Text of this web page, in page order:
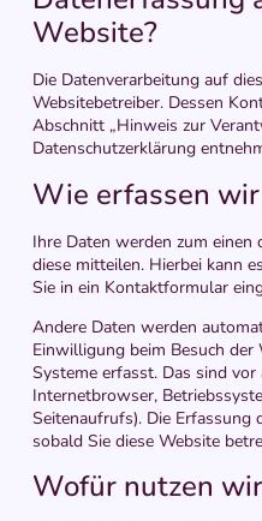
Website?
Die Datenverarbeitung auf
Websitebetreiber. Dessen
Abschnitt „Hinweis zur
Datenschutzerklärung
Wie erfassen
Ihre Daten werden zum einen
diese mitteilen. Hierbei kann
Sie in ein Kontaktformular
Andere Daten werden
Einwilligung beim Besuch der
Systeme erfasst. Das sind vor
Internetbrowser,
Seitenaufrufs). Die Erfassung
sobald Sie diese Website
Wofür nutzen